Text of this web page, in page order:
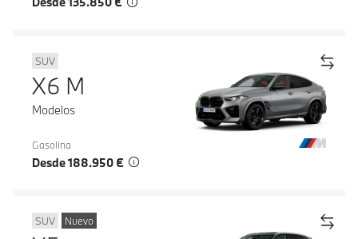
SUV
X6 M
Modelos
Gasolina
Desde 188.950 €
SUV Nuevo